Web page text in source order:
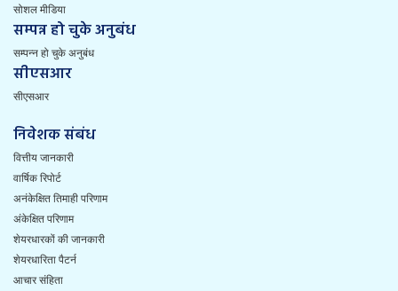
सोशल मीडिया
सम्पन्न हो चुके अनुबंध
सम्पन्न हो चुके अनुबंध
सीएसआर
सीएसआर
निवेशक संबंध
वित्तीय जानकारी
वार्षिक रिपोर्ट
अनंकेक्षित तिमाही परिणाम
अंकेक्षित परिणाम
शेयरधारकों की जानकारी
शेयरधारिता पैटर्न
आचार संहिता